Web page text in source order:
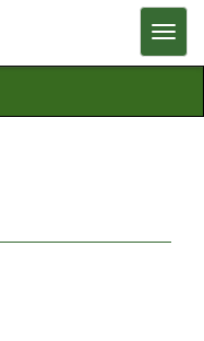
T
o
g